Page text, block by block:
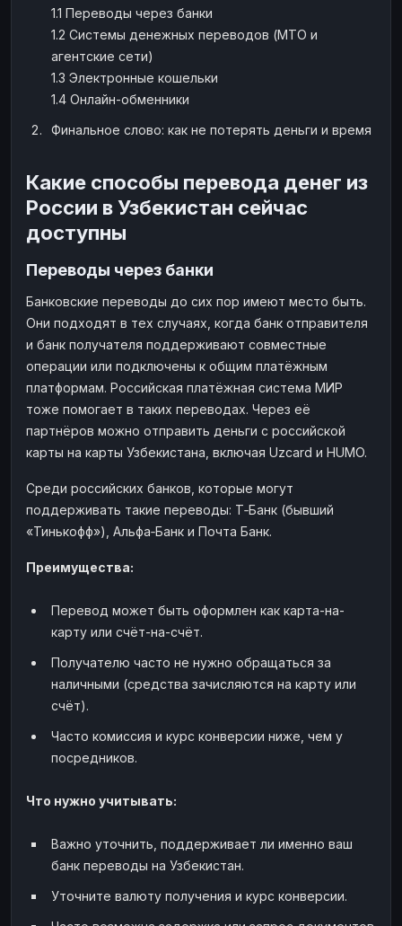
Наличные USD
Наличные
Наличные
1.1 Переводы через банки
1.2 Системы денежных переводов (MTO и
агентские сети)
1.3 Электронные кошельки
1.4 Онлайн-обменники
Финальное слово: как не потерять деньги и время
Какие способы перевода денег из
России в Узбекистан сейчас
доступны
Переводы через банки
Банковские переводы до сих пор имеют место быть.
Они подходят в тех случаях, когда банк отправителя
и банк получателя поддерживают совместные
операции или подключены к общим платёжным
платформам. Российская платёжная система МИР
тоже помогает в таких переводах. Через её
партнёров можно отправить деньги с российской
карты на карты Узбекистана, включая Uzcard и HUMO.
Среди российских банков, которые могут
поддерживать такие переводы: Т‑Банк (бывший
«Тинькофф»), Альфа‑Банк и Почта Банк.
Преимущества:
Перевод может быть оформлен как карта-на-
карту или счёт-на-счёт.
Получателю часто не нужно обращаться за
наличными (средства зачисляются на карту или
счёт).
Часто комиссия и курс конверсии ниже, чем у
посредников.
Что нужно учитывать:
Важно уточнить, поддерживает ли именно ваш
банк переводы на Узбекистан.
Уточните валюту получения и курс конверсии.